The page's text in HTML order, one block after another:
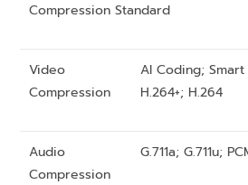
Compression Standard
Video
Compression
AI Coding; Smart
H.264+; H.264
Audio
Compression
G.711a; G.711u;